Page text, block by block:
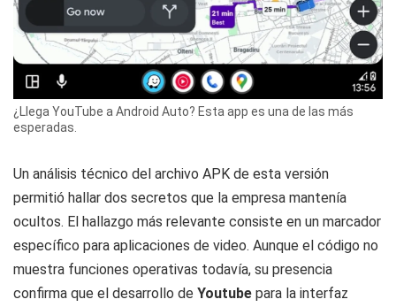
¿Llega YouTube a Android Auto? Esta app es una de las más
esperadas.
Un análisis técnico del archivo APK de esta versión
permitió hallar dos secretos que la empresa mantenía
ocultos. El hallazgo más relevante consiste en un marcador
específico para aplicaciones de video. Aunque el código no
muestra funciones operativas todavía, su presencia
confirma que el desarrollo de Youtube para la interfaz